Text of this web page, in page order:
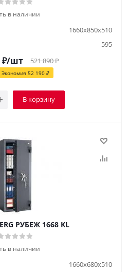
в наличии
1660х850х510
595
₽/шт 521 890₽
Экономия 52 190₽
В корзину
РУБЕЖ 1668 KL
в наличии
1660х680х510